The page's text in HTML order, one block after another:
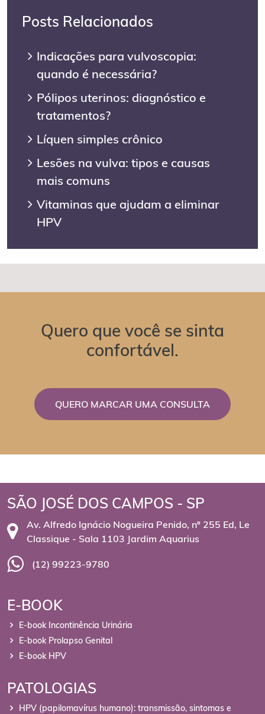
Posts Relacionados
Indicações para vulvoscopia:
quando é necessária?
Pólipos uterinos: diagnóstico e
tratamentos?
Líquen simples crônico
Lesões na vulva: tipos e causas
mais comuns
Vitaminas que ajudam a eliminar
HPV
Quero que você se sinta
confortável.
QUERO MARCAR UMA CONSULTA
SÃO JOSÉ DOS CAMPOS - SP
Av. Alfredo Ignácio Nogueira Penido, nº 255 Ed, Le
Classique - Sala 1103 Jardim Aquarius
(12) 99223-9780
E-BOOK
E-book Incontinência Urinária
E-book Prolapso Genital
E-book HPV
PATOLOGIAS
HPV (papilomavírus humano): transmissão, sintomas e